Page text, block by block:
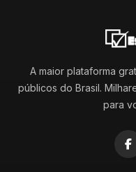
A maior plataforma
públicos do Brasil.
para